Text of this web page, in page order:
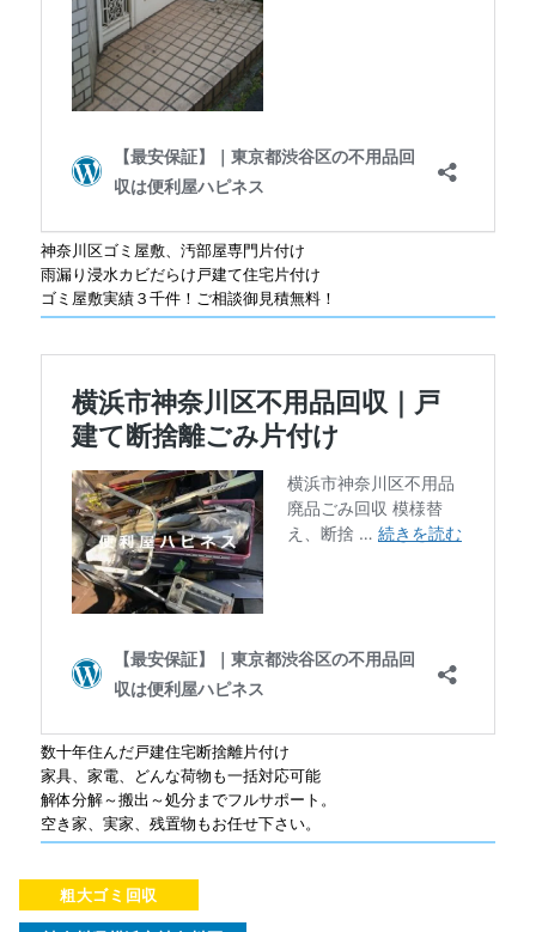
神奈川区ゴミ屋敷、汚部屋専門片付け
雨漏り浸水カビだらけ戸建て住宅片付け
ゴミ屋敷実績３千件！ご相談御見積無料！
数十年住んだ戸建住宅断捨離片付け
家具、家電、どんな荷物も一括対応可能
解体分解～搬出～処分までフルサポート。
空き家、実家、残置物もお任せ下さい。
粗大ゴミ回収